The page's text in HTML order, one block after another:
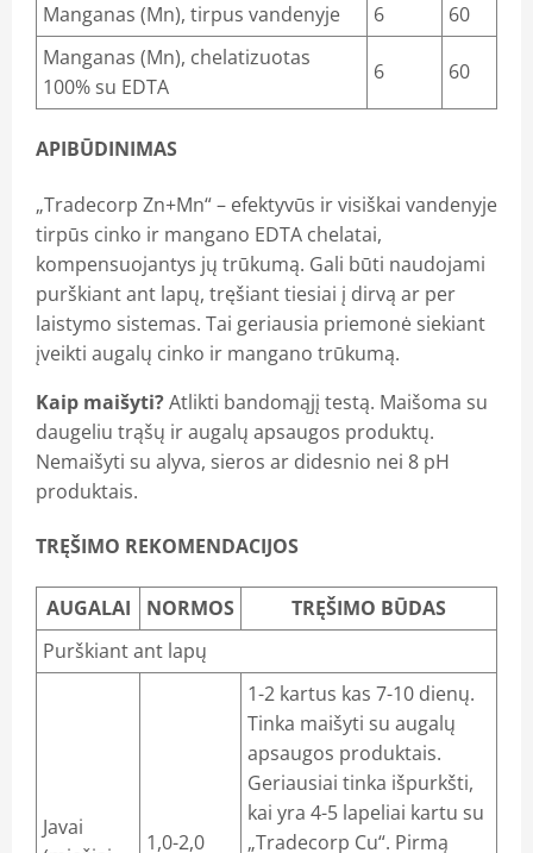
Manganas (Mn), tirpus vandenyje 6
60
Manganas (Mn), chelatizuotas
100% su EDTA
6 60
APIBŪDINIMAS
„Tradecorp Zn+Mn“ – efektyvūs ir visiškai vandenyje
tirpūs cinko ir mangano EDTA chelatai,
kompensuojantys jų trūkumą. Gali būti naudojami
purškiant ant lapų, tręšiant tiesiai į dirvą ar per
laistymo sistemas. Tai geriausia priemonė siekiant
įveikti augalų cinko ir mangano trūkumą.
Kaip maišyti?Atlikti bandomąjį testą. Maišoma su
daugeliu trąšų ir augalų apsaugos produktų.
Nemaišyti su alyva, sieros ar didesnio nei 8 pH
produktais.
TRĘŠIMO REKOMENDACIJOS
AUGALAI NORMOS
TRĘŠIMO BŪDAS
Purškiant ant lapų
Javai
1,0-2,0
1-2 kartus kas 7-10 dienų.
Tinka maišyti su augalų
apsaugos produktais.
Geriausiai tinka išpurkšti,
kai yra 4-5 lapeliai kartu su
„Tradecorp Cu“. Pirmą